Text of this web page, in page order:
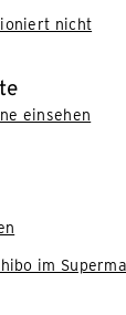
nicht
einsehen
im